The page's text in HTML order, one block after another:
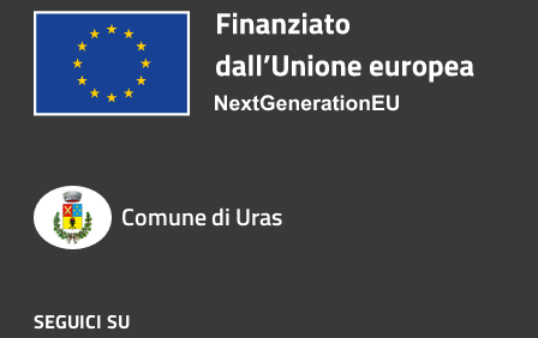
Comune di Uras
SEGUICI SU